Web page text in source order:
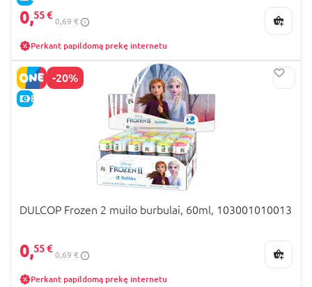
0,55 €
0,69 €
Perkant papildomą prekę internetu
-20%
E-KAINA
DULCOP Frozen 2 muilo burbulai, 60ml, 103001010013
0,55 €
0,69 €
Perkant papildomą prekę internetu